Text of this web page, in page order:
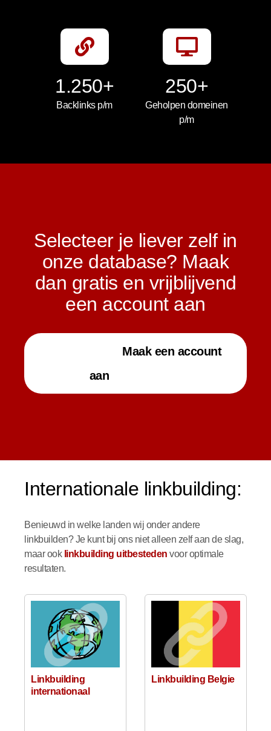
1.250+
Backlinks p/m
250+
Geholpen domeinen
p/m
Selecteer je liever zelf in
onze database? Maak
dan gratis en vrijblijvend
een account aan
Maak een account
aan
Internationale linkbuilding:
Benieuwd in welke landen wij onder andere
linkbuilden? Je kunt bij ons niet alleen zelf aan de slag,
maar ook linkbuilding uitbesteden voor optimale
resultaten.
Linkbuilding
internationaal
Linkbuilding Belgie